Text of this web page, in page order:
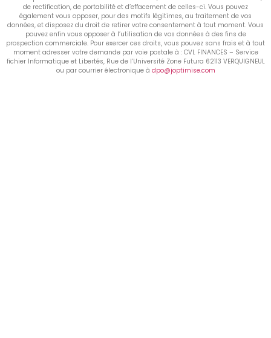
de rectification, de portabilité et d’effacement de celles-ci. Vous pouvez
également vous opposer, pour des motifs légitimes, au traitement de vos
données, et disposez du droit de retirer votre consentement à tout moment. Vous
pouvez enfin vous opposer à l’utilisation de vos données à des fins de
prospection commerciale. Pour exercer ces droits, vous pouvez sans frais et à tout
moment adresser votre demande par voie postale à : CVL FINANCES – Service
fichier Informatique et Libertés, Rue de l’Université Zone Futura 62113 VERQUIGNEUL
ou par courrier électronique à dpo@joptimise.com